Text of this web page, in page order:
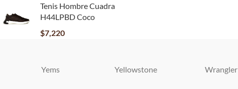
Tenis Hombre Cuadra
H44LPBD Coco
$7,220
Yems Yellowstone Wrangler